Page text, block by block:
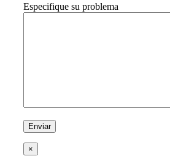
Especifique su problema
×